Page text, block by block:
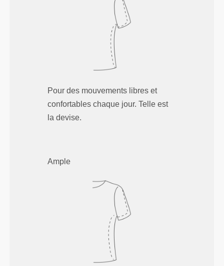
Pour des mouvements libres et
confortables chaque jour. Telle est
la devise.
Ample